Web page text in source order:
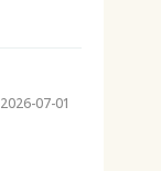
2026-07-01